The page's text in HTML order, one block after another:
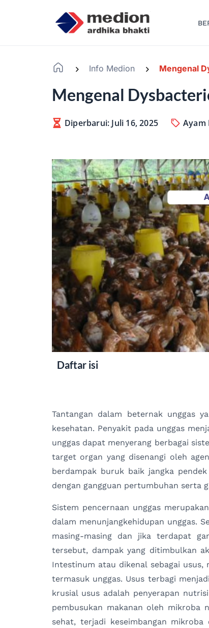
Info Medion Mengenal
Mengenal
Diperbarui: Juli 16, 2025 Ayam
Daftar isi
Tantangan dalam beternak unggas
kesehatan. Penyakit pada unggas
unggas dapat menyerang berbagai
target organ yang disenangi oleh
berdampak buruk baik jangka
dengan gangguan pertumbuhan serta
Sistem pencernaan unggas
dalam menunjangkehidupan unggas.
masing-masing dan jika terdapat
tersebut, dampak yang ditimbulkan
Intestinum atau dikenal sebagai
termasuk unggas. Usus terbagi
krusial usus adalah penyerapan
pembusukan makanan oleh mikroba
sehat, terjadi keseimbangan